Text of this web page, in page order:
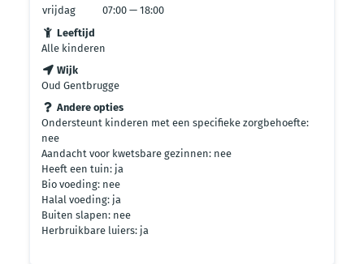
vrijdag
07:00 — 18:00
Leeftijd
Alle kinderen
Wijk
Oud Gentbrugge
Andere opties
Ondersteunt kinderen met een specifieke zorgbehoefte:
nee
Aandacht voor kwetsbare gezinnen: nee
Heeft een tuin: ja
Bio voeding: nee
Halal voeding: ja
Buiten slapen: nee
Herbruikbare luiers: ja